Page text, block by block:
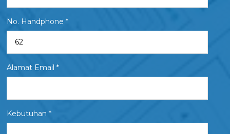
No. Handphone *
Alamat Email *
Kebutuhan *